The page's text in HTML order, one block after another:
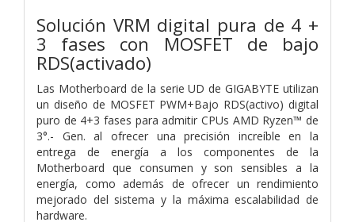
Solución VRM digital pura de 4 +
3 fases con MOSFET de bajo
RDS(activado)
Las Motherboard de la serie UD de GIGABYTE utilizan
un diseño de MOSFET PWM+Bajo RDS(activo) digital
puro de 4+3 fases para admitir CPUs AMD Ryzen™ de
3°.- Gen. al ofrecer una precisión increíble en la
entrega de energía a los componentes de la
Motherboard que consumen y son sensibles a la
energía, como además de ofrecer un rendimiento
mejorado del sistema y la máxima escalabilidad de
hardware.